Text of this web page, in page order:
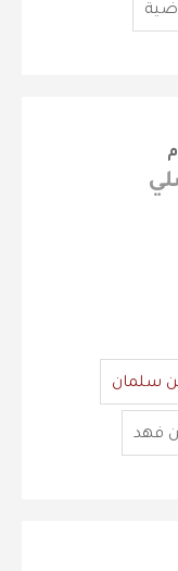
سلمان
فهد